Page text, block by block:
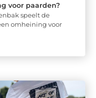
voor paarden?
speelt de
omheining voor